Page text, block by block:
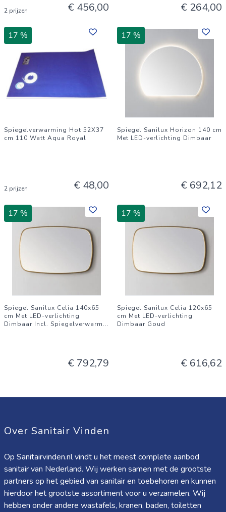
2 prijzen € 456,00 € 264,00
17 %
Spiegelverwarming Hot 52X37
cm 110 Watt Aqua Royal
2 prijzen € 48,00
17 %
Spiegel Sanilux Horizon 140 cm
Met LED-verlichting Dimbaar
€ 692,12
17 %
Spiegel Sanilux Celia 140x65
cm Met LED-verlichting
Dimbaar Incl. Spiegelverwarm...
€ 792,79
17 %
Spiegel Sanilux Celia 120x65
cm Met LED-verlichting
Dimbaar Goud
€ 616,62
Over Sanitair Vinden
Op Sanitairvinden.nl vindt u het meest complete aanbod
sanitair van Nederland. Wij werken samen met de grootste
partners op het gebied van sanitair en toebehoren en kunnen
hierdoor het grootste assortiment voor u verzamelen. Wij
hebben onder andere wastafels, kranen, baden, toiletten